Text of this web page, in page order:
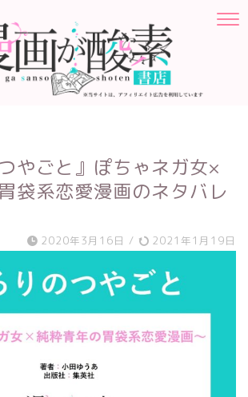
やごと』ぽちゃネガ女×
袋系恋愛漫画のネタバレ
2020年3月16日 / 2021年1月19日